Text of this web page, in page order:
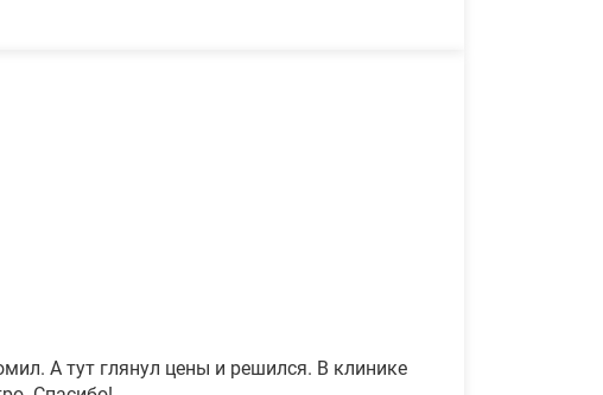
А тут глянул цены и решился. В клинике